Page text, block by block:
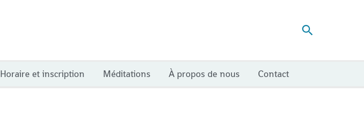
Horaire et inscription Méditations À propos de nous Contact